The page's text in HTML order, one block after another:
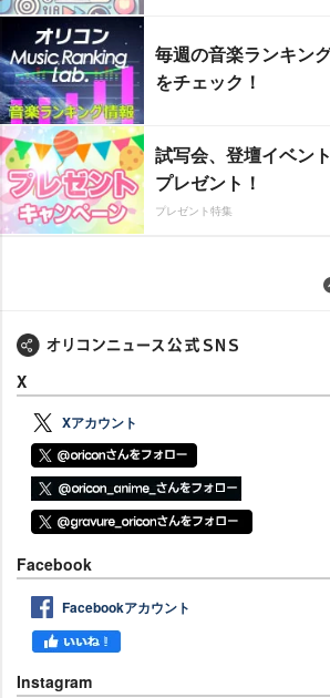
毎週の音楽ランキン
をチェック！
試写会、登壇イベン
プレゼント！
プレゼント特集
X
Xアカウント
Facebook
Facebookアカウント
Instagram